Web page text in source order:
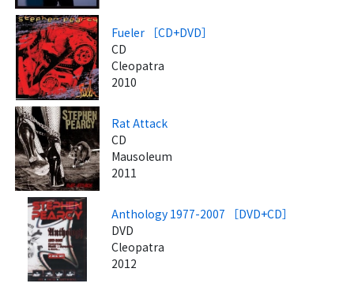
Fueler ［CD+DVD］
CD
Cleopatra
2010
Rat Attack
CD
Mausoleum
2011
Anthology 1977-2007 ［DVD+CD］
DVD
Cleopatra
2012